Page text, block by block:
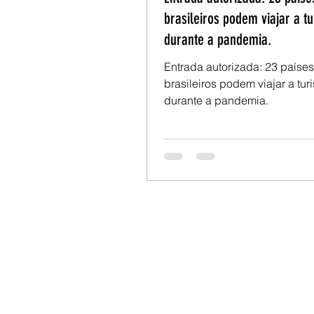
brasileiros podem viajar a
durante a pandemia.
Entrada autorizada: 23
brasileiros podem viajar a
durante a pandemia.